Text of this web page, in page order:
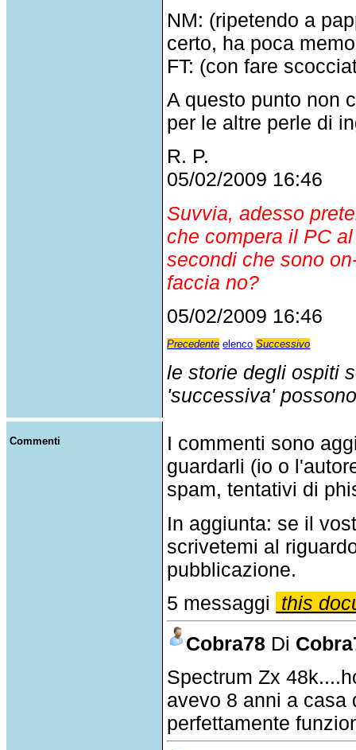
NM: (ripetendo a
certo, ha poca
FT: (con fare
A questo punto non
per le altre perle di
R. P.
05/02/2009 16:46
Suvvia, adesso
che compera il PC
secondi che sono
faccia no?
05/02/2009 16:46
Precedente elenco Successivo
le storie degli ospiti
'successiva'
Commenti
I commenti sono
guardarli (io o
spam, tentativi di
In aggiunta: se il
scrivetemi al
pubblicazione.
5 messaggi
this
Cobra78 Di
Spectrum Zx
avevo 8 anni a casa
perfettamente